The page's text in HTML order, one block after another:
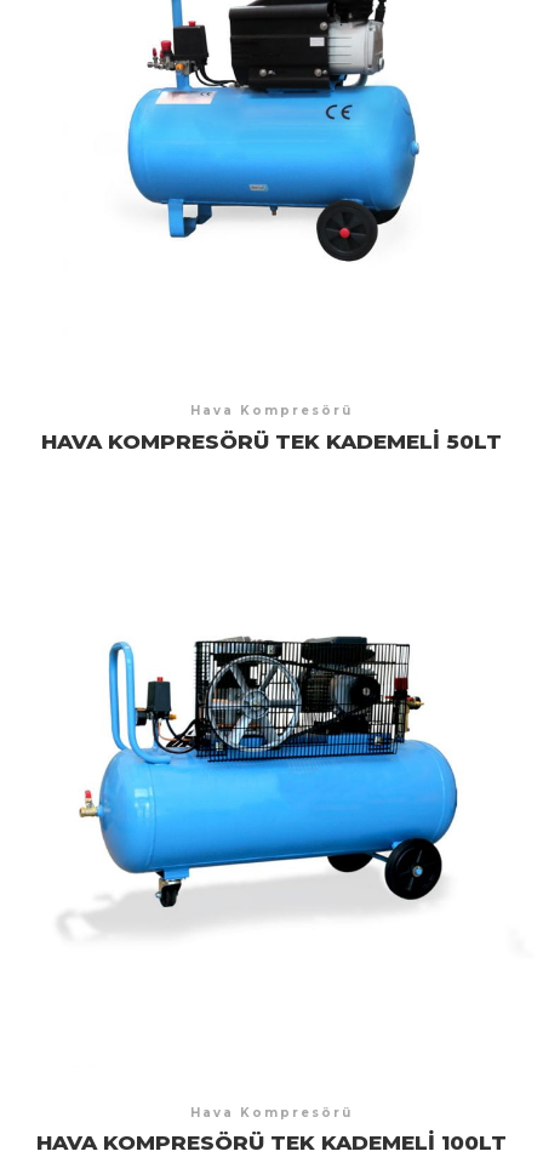
Hava Kompresörü
HAVA KOMPRESÖRÜ TEK KADEMELI 50LT
Hava Kompresörü
HAVA KOMPRESÖRÜ TEK KADEMELI 100LT